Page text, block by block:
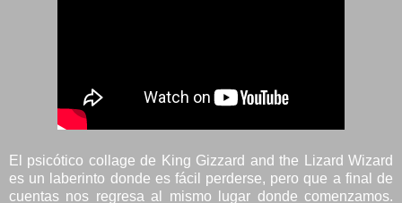
El psicótico collage de King Gizzard and the Lizard Wizard
es un laberinto donde es fácil perderse, pero que a final de
cuentas nos regresa al mismo lugar donde comenzamos.